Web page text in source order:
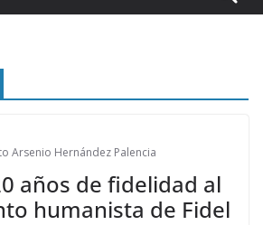
Arsenio Hernández Palencia
años de fidelidad al
humanista de Fidel